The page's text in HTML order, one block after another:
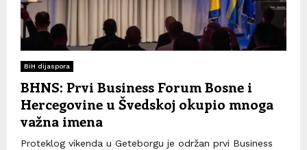
BiH dijaspora
BHNS: Prvi Business Forum Bosne i
Hercegovine u Švedskoj okupio mnoga
važna imena
Proteklog vikenda u Geteborgu je održan prvi Business